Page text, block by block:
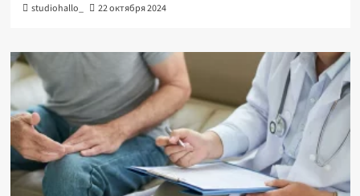
studiohallo_ 22 октября 2024